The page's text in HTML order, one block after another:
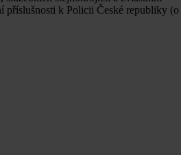
příslušnosti k Policii České republiky (o